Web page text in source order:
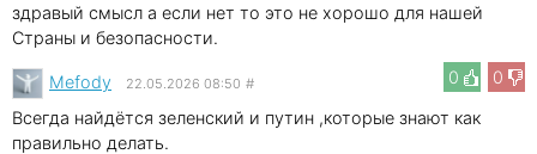
здравый смысл а если нет то это не хорошо для нашей
Страны и безопасности.
0
0
Mefody 22.05.2026 08:50 #
Всегда найдётся зеленский и путин ,которые знают как
правильно делать.